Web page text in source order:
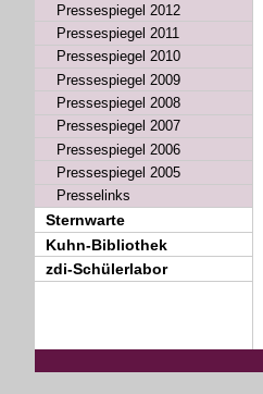
Pressespiegel 2012
Pressespiegel 2011
Pressespiegel 2010
Pressespiegel 2009
Pressespiegel 2008
Pressespiegel 2007
Pressespiegel 2006
Pressespiegel 2005
Presselinks
Sternwarte
Kuhn-Bibliothek
zdi-Schülerlabor